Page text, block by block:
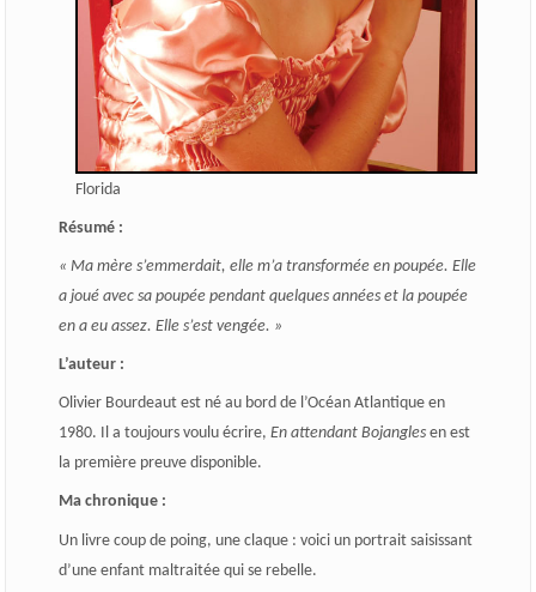
Florida
Résumé :
« Ma mère s’emmerdait, elle m’a transformée en poupée. Elle
a joué avec sa poupée pendant quelques années et la poupée
en a eu assez. Elle s’est vengée. »
L’auteur :
Olivier Bourdeaut est né au bord de l’Océan Atlantique en
1980. Il a toujours voulu écrire, En attendant Bojanglesen est
la première preuve disponible.
Ma chronique :
Un livre coup de poing, une claque : voici un portrait saisissant
d’une enfant maltraitée qui se rebelle.